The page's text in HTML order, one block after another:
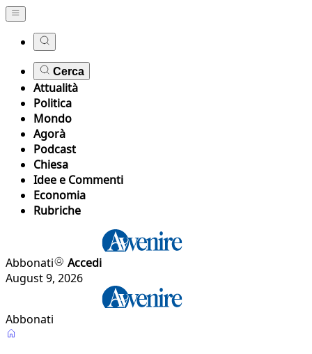
Cerca
Attualità
Politica
Mondo
Agorà
Podcast
Chiesa
Idee e Commenti
Economia
Rubriche
Abbonati
Accedi
August 9, 2026
Abbonati